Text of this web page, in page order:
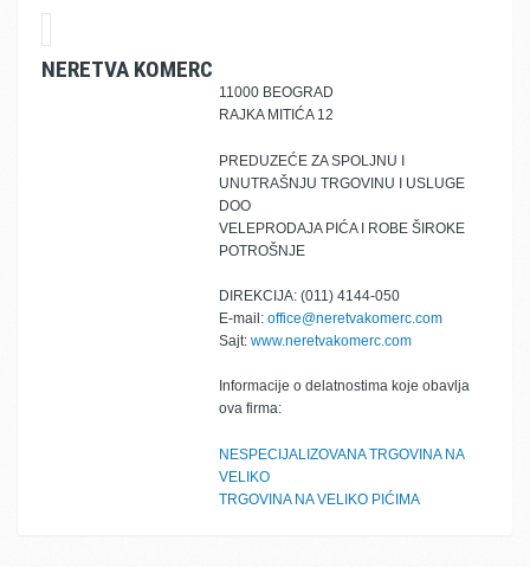
NERETVA KOMERC
11000 BEOGRAD
RAJKA MITIĆA 12
PREDUZEĆE ZA SPOLJNU I
UNUTRAŠNJU TRGOVINU I USLUGE
DOO
VELEPRODAJA PIĆA I ROBE ŠIROKE
POTROŠNJE
DIREKCIJA: (011) 4144-050
E-mail: office@neretvakomerc.com
Sajt: www.neretvakomerc.com
Informacije o delatnostima koje obavlja
ova firma:
NESPECIJALIZOVANA TRGOVINA NA
VELIKO
TRGOVINA NA VELIKO PIĆIMA